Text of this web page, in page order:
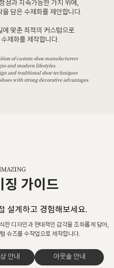
성과 지속가능한 가치 위에,
담은 수제화를 제안합니다.
맞춘 최적의 커스텀으로
제화를 제작합니다.
of custom shoe manufacturers
and modern lifestyles.
and traditional shoe techniques
with strong decorative advantages.
징 가이드
설계하고 경험해보세요.
한 디자인과 현대적인 감각을 조화롭게 담아,
슈즈를 수작업으로 제작합니다.
안내 아웃솔 안내